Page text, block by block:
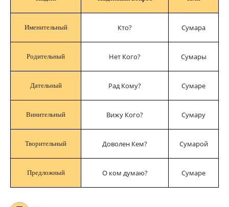
Именительный Кто? Сумара
Родительный Нет Кого? Сумары
Дательный Рад Кому? Сумаре
Винительный Вижу Кого? Сумару
Творительный Доволен Кем? Сумарой
Предложный О ком думаю? Сумаре